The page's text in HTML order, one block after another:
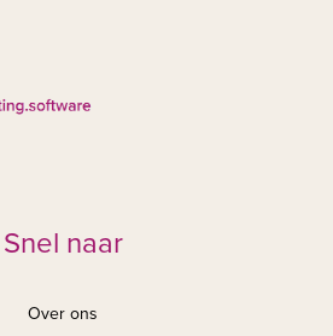
Snel naar
Over ons